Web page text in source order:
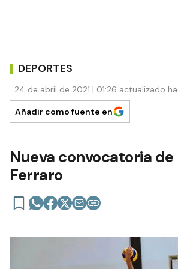
DEPORTES
24 de abril de 2021 | 01:26 actualizado
Añadir como fuente en
Nueva convocatoria
Ferraro